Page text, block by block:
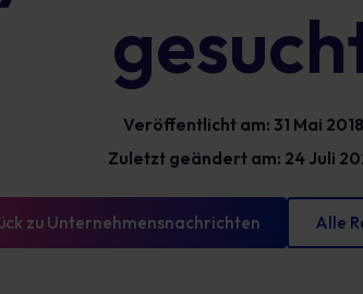
reduzieren und messbare
vorweisen können
Definitionen zur Cybersicherheit, die Sie
sollten
Veröffentlicht am: 31 Mai 2018
Zuletzt geändert am: 24 Juli
zu Unternehmensnachrichten Alle